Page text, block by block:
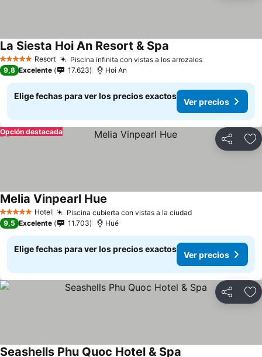
5 Estrellas Resort Piscina infinita con vistas a los arrozales
La Siesta Hoi An Resort & Spa
9,8 Excelente 17.623 Hoi An
Elige fechas para ver los precios exactos
Ver precios
Compartir
Opción destacada
5 Estrellas Hotel Piscina cubierta con vistas a la ciudad
Melia Vinpearl Hue
9,5 Excelente 11.703 Hué
Elige fechas para ver los precios exactos
Ver precios
Compartir
Seashells Phu Quoc Hotel & Spa